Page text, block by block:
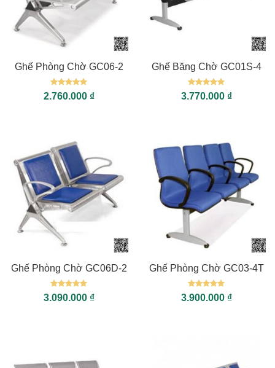
Ghế Phòng Chờ GC06-2
Được xếp
hạng55
2.760.000 ₫
Ghế Băng Chờ GC01S-4
Được xếp
hạng55
3.770.000 ₫
Ghế Phòng Chờ GC06D-2
Được xếp
hạng55
3.090.000 ₫
Ghế Phòng Chờ GC03-4T
Được xếp
hạng55
3.900.000 ₫